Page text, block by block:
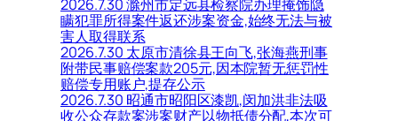
2026.7.30 滁州市定远县检察院办理掩饰隐
瞒犯罪所得案件返还涉案资金,始终无法与被
害人取得联系
2026.7.30 太原市清徐县王向飞,张海燕刑事
附带民事赔偿案款205元,因本院暂无惩罚性
赔偿专用账户,提存公示
2026.7.30 昭通市昭阳区漆凯,闵加洪非法吸
收公众存款案涉案财产以物抵债分配,本次可